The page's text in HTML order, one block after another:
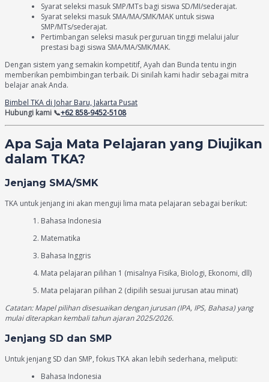
Syarat seleksi masuk SMP/MTs bagi siswa SD/MI/sederajat.
Syarat seleksi masuk SMA/MA/SMK/MAK untuk siswa
SMP/MTs/sederajat.
Pertimbangan seleksi masuk perguruan tinggi melalui jalur
prestasi bagi siswa SMA/MA/SMK/MAK.
Dengan sistem yang semakin kompetitif, Ayah dan Bunda tentu ingin
memberikan pembimbingan terbaik. Di sinilah kami hadir sebagai mitra
belajar anak Anda.
Bimbel TKA di Johar Baru, Jakarta Pusat
Hubungi kami 📞+62 858-9452-5108
Apa Saja Mata Pelajaran yang Diujikan
dalam TKA?
Jenjang SMA/SMK
TKA untuk jenjang ini akan menguji lima mata pelajaran sebagai berikut:
Bahasa Indonesia
Matematika
Bahasa Inggris
Mata pelajaran pilihan 1 (misalnya Fisika, Biologi, Ekonomi, dll)
Mata pelajaran pilihan 2 (dipilih sesuai jurusan atau minat)
Catatan: Mapel pilihan disesuaikan dengan jurusan (IPA, IPS, Bahasa) yang
mulai diterapkan kembali tahun ajaran 2025/2026.
Jenjang SD dan SMP
Untuk jenjang SD dan SMP, fokus TKA akan lebih sederhana, meliputi:
Bahasa Indonesia